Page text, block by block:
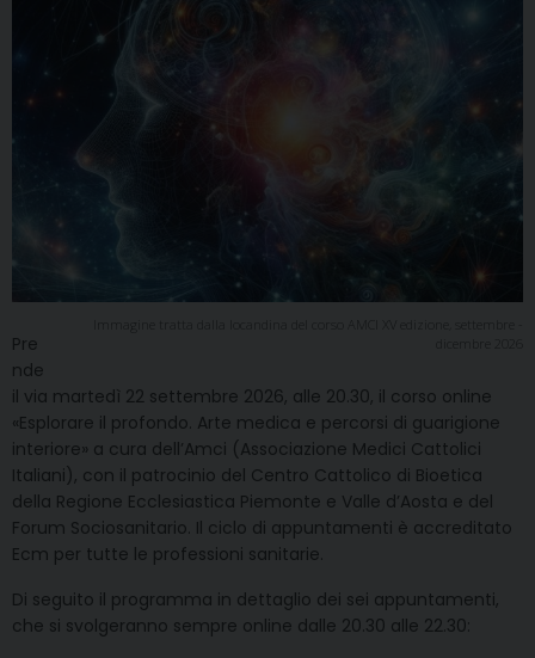
Pre
nde
il via martedì 22 settembre 2026, alle 20.30, il corso online
«Esplorare il profondo. Arte medica e percorsi di guarigione
interiore» a cura dell’Amci (Associazione Medici Cattolici
Italiani), con il patrocinio del Centro Cattolico di Bioetica
della Regione Ecclesiastica Piemonte e Valle d’Aosta e del
Forum Sociosanitario. Il ciclo di appuntamenti è accreditato
Ecm per tutte le professioni sanitarie.
Di seguito il programma in dettaglio dei sei appuntamenti,
che si svolgeranno sempre online dalle 20.30 alle 22.30: